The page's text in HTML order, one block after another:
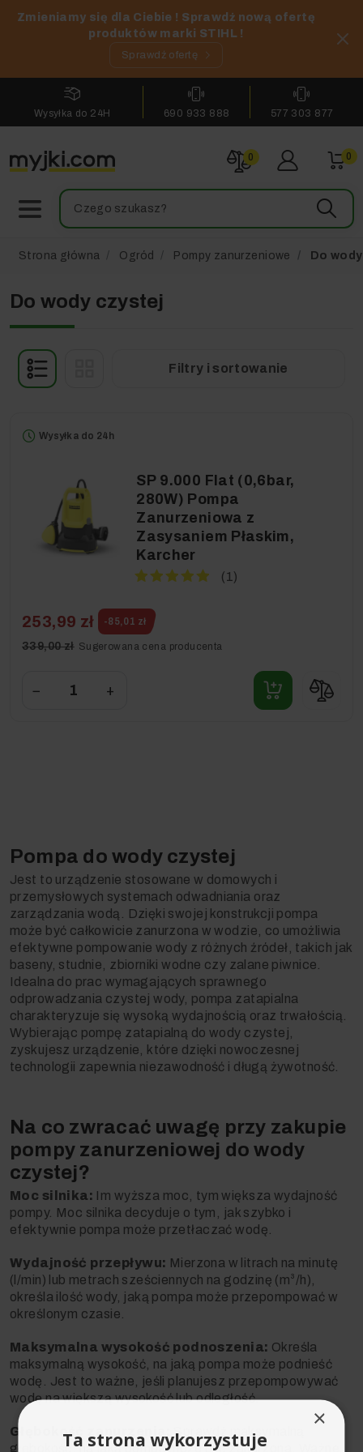
Zmieniamy się dla Ciebie ! Sprawdź nową ofertę
produktów marki STIHL !
Sprawdź ofertę
Wysyłka do 24H 690 933 888 577 303 877
0 0
Strona główna Ogród Pompy zanurzeniowe Do
Do wody czystej
Filtry i sortowanie
Wysyłka do 24h
SP 9.000 Flat (0,6bar,
280W) Pompa
Zanurzeniowa z
Zasysaniem Płaskim,
Karcher
(1)
253,99 zł -85,01 zł
339,00 zł Sugerowana cena producenta
− +
Pompa do wody czystej
Jest to urządzenie stosowane w domowych i
przemysłowych systemach odwadniania oraz
zarządzania wodą. Dzięki swojej konstrukcji pompa
może być całkowicie zanurzona w wodzie, co umożliwia
efektywne pompowanie wody z różnych źródeł, takich jak
baseny, studnie, zbiorniki wodne czy zalane piwnice.
Idealna do prac wymagających sprawnego
odprowadzania czystej wody, pompa zatapialna
charakteryzuje się wysoką wydajnością oraz trwałością.
Wybierając pompę zatapialną do wody czystej,
zyskujesz urządzenie, które dzięki nowoczesnej
technologii zapewnia niezawodność i długą żywotność.
Na co zwracać uwagę przy zakupie
pompy zanurzeniowej do wody
czystej?
Moc silnika: Im wyższa moc, tym większa wydajność
pompy. Moc silnika decyduje o tym, jak szybko i
efektywnie pompa może przetłaczać wodę.
Wydajność przepływu: Mierzona w litrach na minutę
(l/min) lub metrach sześciennych na godzinę (m³/h),
określa ilość wody, jaką pompa może przepompować w
określonym czasie.
Maksymalna wysokość podnoszenia: Określa
maksymalną wysokość, na jaką pompa może podnieść
wodę. Jest to ważne, jeśli planujesz przepompowywać
wodę na większą wysokość lub odległość.
Głębokość zanurzenia:
Sprawdź maksymalną
głębokość, na jaką pompa może być zanurzona. Ważne,
×
Ta strona wykorzystuje